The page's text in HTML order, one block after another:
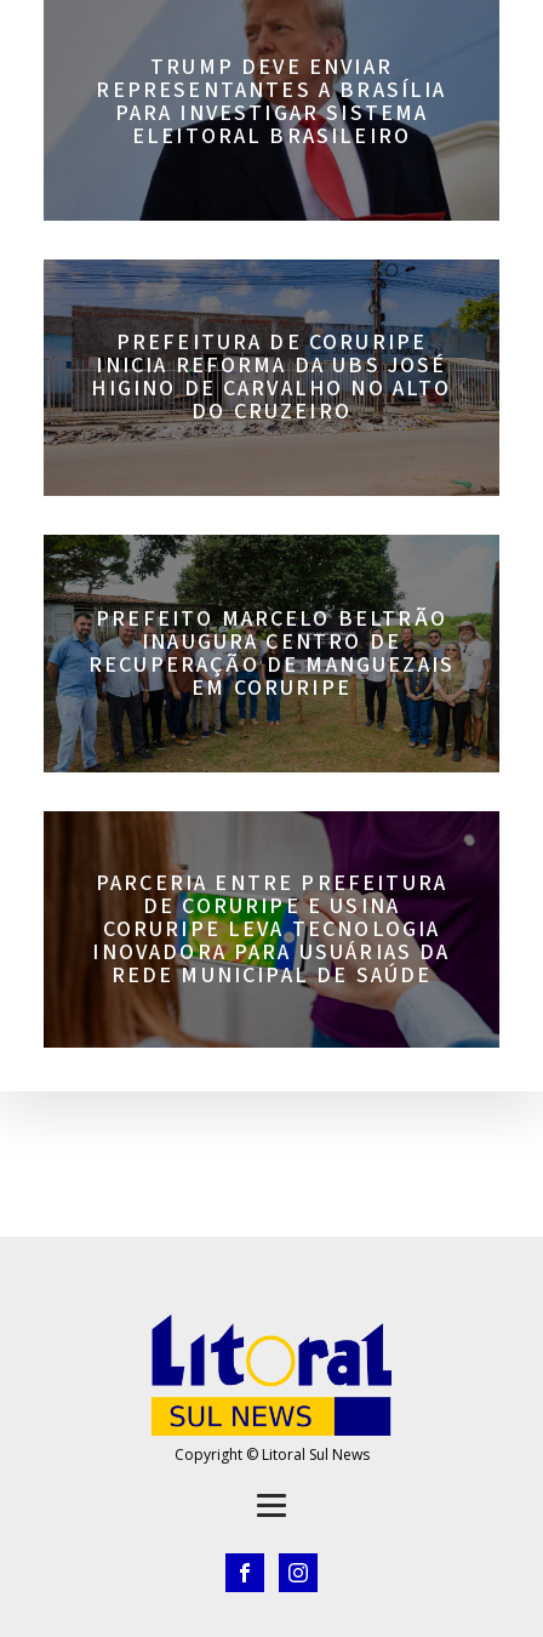
TRUMP DEVE ENVIAR
REPRESENTANTES A BRASÍLIA
PARA INVESTIGAR SISTEMA
ELEITORAL BRASILEIRO
PREFEITURA DE CORURIPE
INICIA REFORMA DA UBS JOSÉ
HIGINO DE CARVALHO NO ALTO
DO CRUZEIRO
PREFEITO MARCELO BELTRÃO
INAUGURA CENTRO DE
RECUPERAÇÃO DE MANGUEZAIS
EM CORURIPE
PARCERIA ENTRE PREFEITURA
DE CORURIPE E USINA
CORURIPE LEVA TECNOLOGIA
INOVADORA PARA USUÁRIAS DA
REDE MUNICIPAL DE SAÚDE
Copyright © Litoral Sul News